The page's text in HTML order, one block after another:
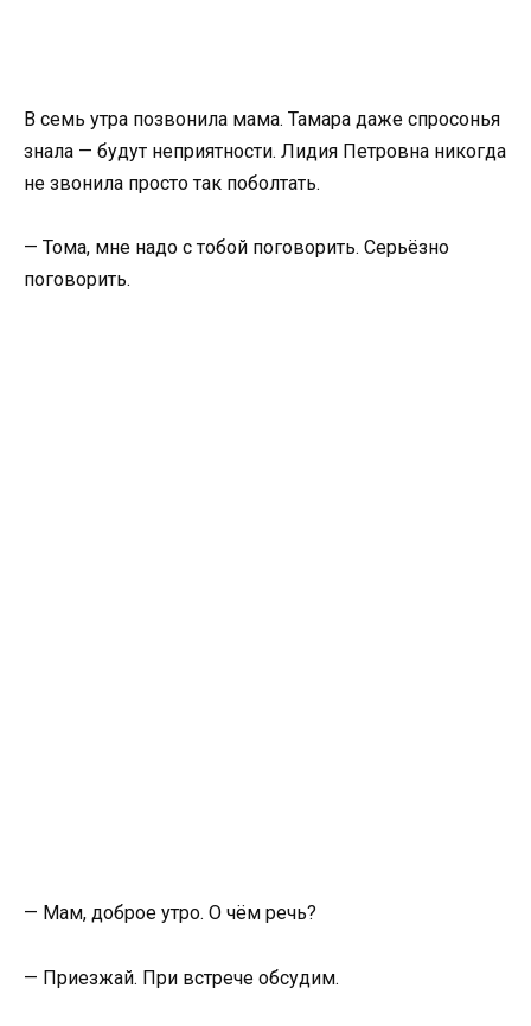
В семь утра позвонила мама. Тамара даже спросонья
знала — будут неприятности. Лидия Петровна никогда
не звонила просто так поболтать.
— Тома, мне надо с тобой поговорить. Серьёзно
поговорить.
— Мам, доброе утро. О чём речь?
— Приезжай. При встрече обсудим.